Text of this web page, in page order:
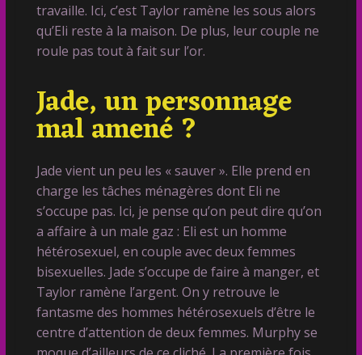
travaille. Ici, c’est Taylor ramène les sous alors
qu’Eli reste à la maison. De plus, leur couple ne
roule pas tout à fait sur l’or.
Jade, un personnage
mal amené ?
Jade vient un peu les « sauver ». Elle prend en
charge les tâches ménagères dont Eli ne
s’occupe pas. Ici, je pense qu’on peut dire qu’on
a affaire à un male gaz : Eli est un homme
hétérosexuel, en couple avec deux femmes
bisexuelles. Jade s’occupe de faire à manger, et
Taylor ramène l’argent. On y retrouve le
fantasme des hommes hétérosexuels d’être le
centre d’attention de deux femmes. Murphy se